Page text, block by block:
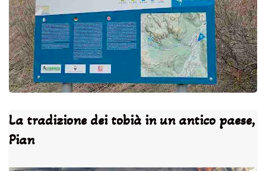
La tradizione dei tobià in un antico paese,
Pian